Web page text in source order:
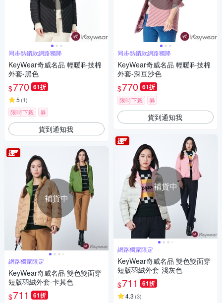
同步熱銷款網路獨降
KeyWear奇威名品 輕暖科技棉
外套-黑色
$770 61折
5 (1)
限時下殺 券
貨到通知我
補貨中
網路獨家限定
KeyWear奇威名品 雙色雙面穿
短版羽絨外套-卡其色
$711 61折
同步熱銷款網路獨降
KeyWear奇威名品 輕暖科技棉
外套-深豆沙色
$770 61折
限時下殺 券
貨到通知我
補貨中
網路獨家限定
KeyWear奇威名品 雙色雙面穿
短版羽絨外套-淺灰色
$711 61折
4.3 (3)